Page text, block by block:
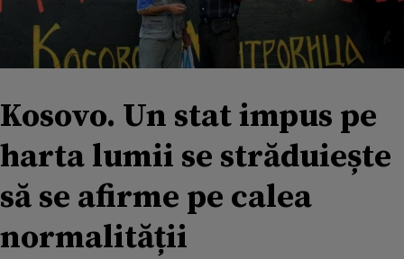
Kosovo. Un stat impus pe
harta lumii se străduiește
să se afirme pe calea
normalității